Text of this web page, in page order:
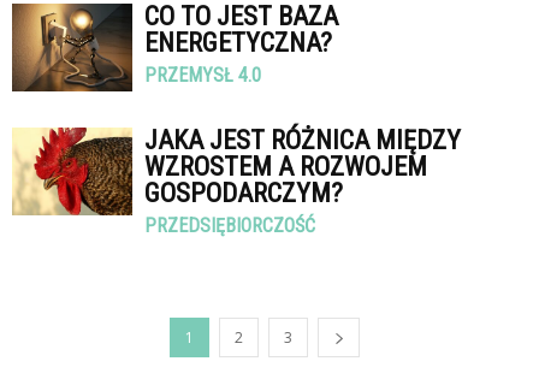
CO TO JEST BAZA
ENERGETYCZNA?
PRZEMYSŁ 4.0
JAKA JEST RÓŻNICA MIĘDZY
WZROSTEM A ROZWOJEM
GOSPODARCZYM?
PRZEDSIĘBIORCZOŚĆ
1 2 3